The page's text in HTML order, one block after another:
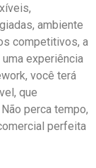
ambiente
competitivos, a
experiência
você terá
que
perca tempo,
perfeita